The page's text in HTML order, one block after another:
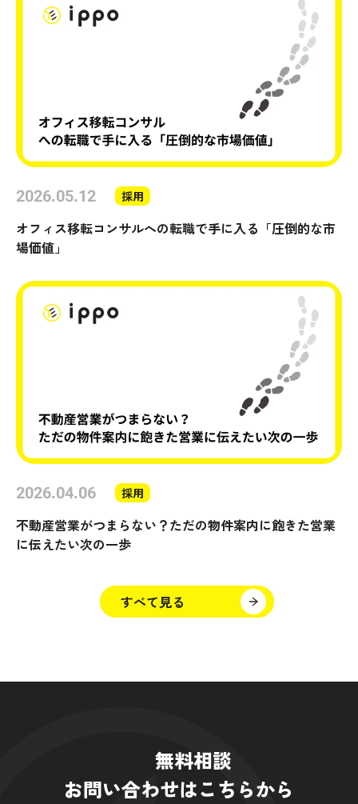
2026.05.12 採用
オフィス移転コンサルへの転職で手に入る「圧倒的な市
場価値」
2026.04.06 採用
不動産営業がつまらない？ただの物件案内に飽きた営業
に伝えたい次の一歩
すべて見る
無料相談
お問い合わせはこちらから